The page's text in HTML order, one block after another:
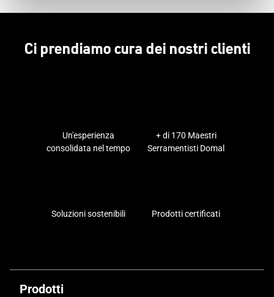
Ci prendiamo cura dei nostri clienti
Un'esperienza
consolidata nel tempo
+ di 170 Maestri
Serramentisti Domal
Soluzioni sostenibili Prodotti certificati
Prodotti